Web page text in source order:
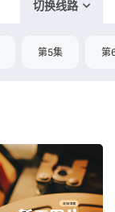
切换线路
第5集 第